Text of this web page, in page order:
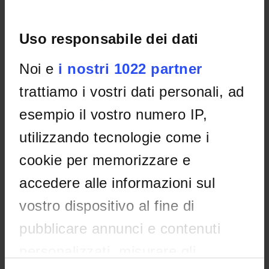
Uso responsabile dei dati
Noi e i nostri 1022 partner
trattiamo i vostri dati personali, ad
esempio il vostro numero IP,
utilizzando tecnologie come i
cookie per memorizzare e
accedere alle informazioni sul
vostro dispositivo al fine di
pubblicare annunci e contenuti
all'insegnamento Fondamenti del diritto europeo.
OFFERTA FORMATIVA
CORSI DI STUDIO
DOTTORATI DI RICERCA E FORMAZIONE
SUPERIORE
Contatti
Persone
Luoghi